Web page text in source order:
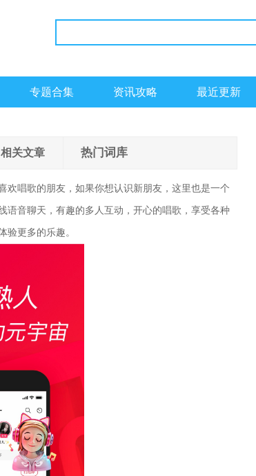
专题合集 资讯攻略 最近更新
相关文章 热门词库
欢唱歌的朋友，如果你想认识新朋友，这里也是一个
语音聊天，有趣的多人互动，开心的唱歌，享受各种
验更多的乐趣。